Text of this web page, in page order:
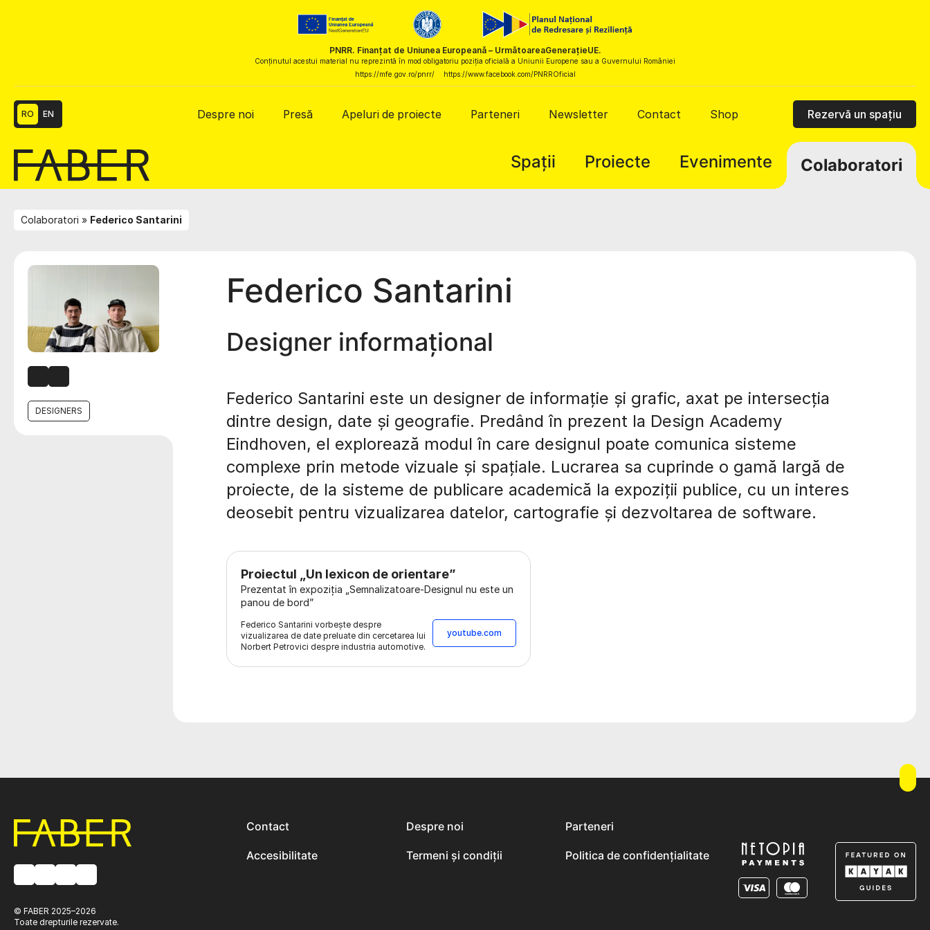
PNRR. Finanțat de Uniunea Europeană – UrmătoareaGenerațieUE.
Conținutul acestui material nu reprezintă în mod obligatoriu poziția oficială a Uniunii Europene sau a Guvernului României
https://mfe.gov.ro/pnrr/
https://www.facebook.com/PNRROficial
RO EN Despre noi Presă Apeluri de proiecte Parteneri Newsletter Contact Shop Rezervă un spațiu
Spații Proiecte Evenimente Colaboratori
Colaboratori Federico Santarini
DESIGNERS
Federico Santarini
Designer informațional
Federico Santarini este un designer de informație și grafic, axat pe intersecția
dintre design, date și geografie. Predând în prezent la Design Academy
Eindhoven, el explorează modul în care designul poate comunica sisteme
complexe prin metode vizuale și spațiale. Lucrarea sa cuprinde o gamă largă de
proiecte, de la sisteme de publicare academică la expoziții publice, cu un interes
deosebit pentru vizualizarea datelor, cartografie și dezvoltarea de software.
Proiectul „Un lexicon de orientare”
Prezentat în expoziția „Semnalizatoare-Designul nu este un
panou de bord”
Federico Santarini vorbește despre
vizualizarea de date preluate din cercetarea lui
Norbert Petrovici despre industria automotive.
youtube.com
© FABER 2025–2026
Toate drepturile rezervate.
Contact Despre noi Parteneri
Accesibilitate Termeni și condiții Politica de confidențialitate